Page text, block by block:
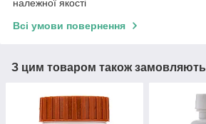
належної якості
Всі умови повернення
З цим товаром також замовляють